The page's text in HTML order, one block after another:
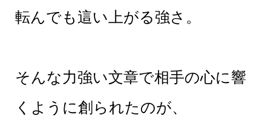
転んでも這い上がる強さ。
そんな力強い文章で相手の心に響
くように創られたのが、